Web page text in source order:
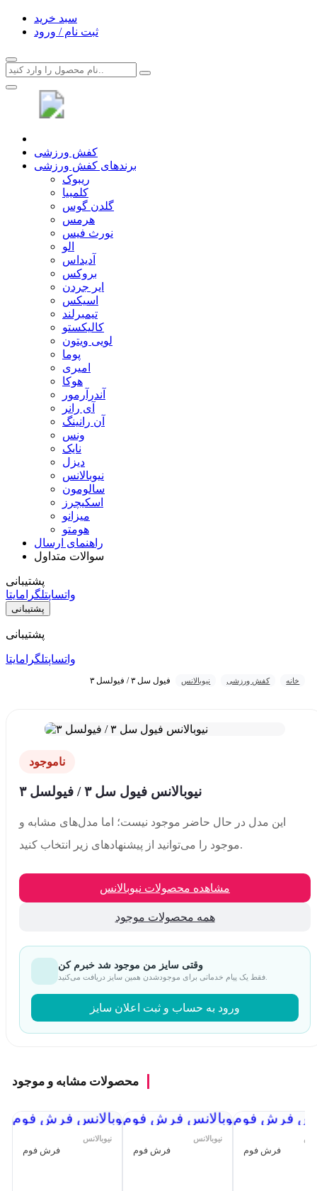
سبد خرید
ثبت نام / ورود
کفش ورزشی
برندهای کفش ورزشی
ریبوک
کلمبیا
گلدن گوس
هرمس
نورث فیس
الو
آدیداس
بروکس
ایر جردن
اسیکس
تیمبرلند
کالیکستو
لویی ویتون
پوما
امیری
هوکا
آندرآرمور
آی رانر
آن رانینگ
ونس
نایک
دیزل
نیوبالانس
سالومون
اسکیچرز
میزانو
هومتو
راهنمای ارسال
سوالات متداول
پشتیبانی
واتساپتلگرامایتا
پشتیبانی
پشتیبانی
واتساپتلگرامایتا
خانه کفش ورزشی نیوبالانس فیول سل ۳ / فیولسل ۳
ناموجود
نیوبالانس فیول سل ۳ / فیولسل ۳
این مدل در حال حاضر موجود نیست؛ اما مدل‌های مشابه و
موجود را می‌توانید از پیشنهادهای زیر انتخاب کنید.
مشاهده محصولات نیوبالانس
همه محصولات موجود
وقتی سایز من موجود شد خبرم کن
ورود به حساب و ثبت اعلان سایز
محصولات مشابه و موجود
نیوبالانس
فرش فوم
نیوبالانس
فرش فوم فرش فوم